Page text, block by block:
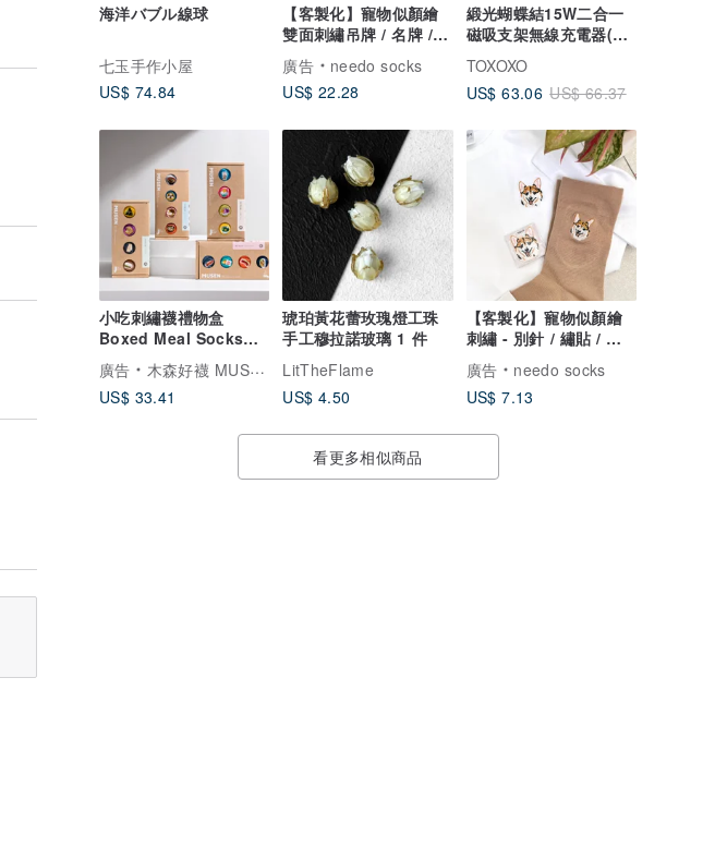
海洋バブル線球
七玉手作小屋
US$ 74.84
【客製化】寵物似顏繪
雙面刺繡吊牌 / 名牌 /
姓名電話
廣告
needo socks
US$ 22.28
緞光蝴蝶結15W二合一
磁吸支架無線充電器(手
TOXOXO
US$ 63.06 US$ 66.37
小吃刺繡襪禮物盒
Boxed Meal Socks
Gift Box 長襪|中筒襪|
男女同
廣告
木森好襪 MUSEN SOCKS
US$ 33.41
琥珀黃花蕾玫瑰燈工珠
手工穆拉諾玻璃 1 件
LitTheFlame
US$ 4.50
【客製化】寵物似顏繪
刺繡 - 別針 / 繡貼 / 襪
子
廣告
needo socks
US$ 7.13
看更多相似商品